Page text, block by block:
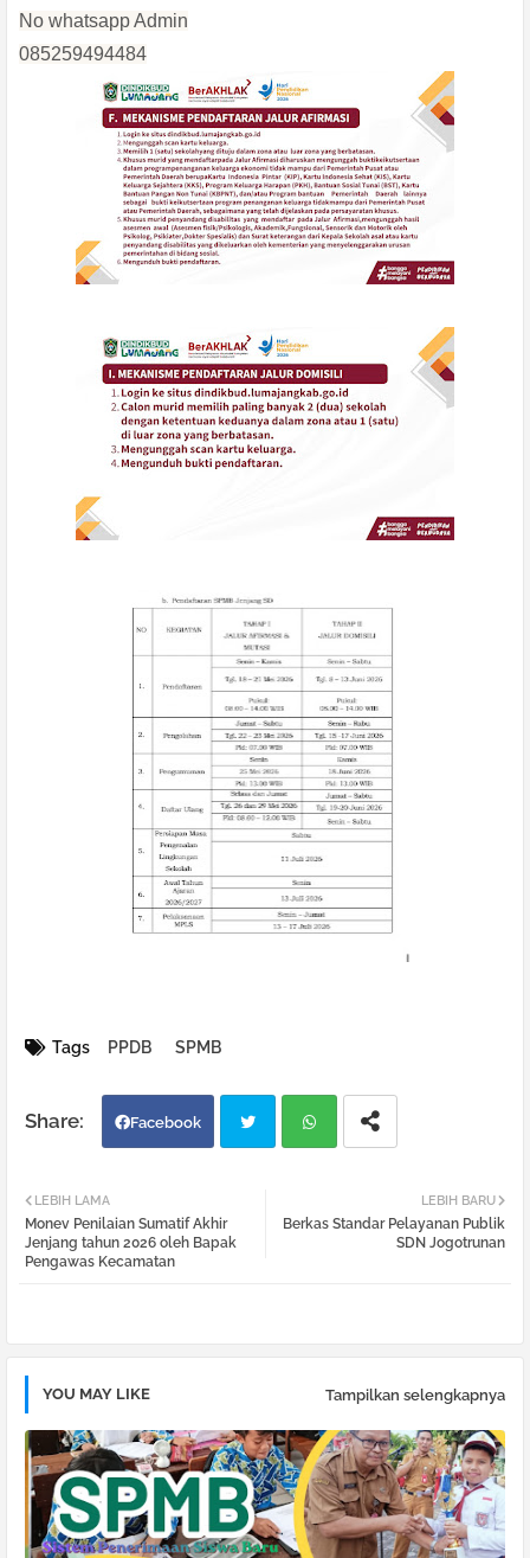
No whatsapp Admin
085259494484
Tags PPDB SPMB
Facebook
atsa
LEBIH BARU
Berkas Standar Pelayanan Publik
SDN Jogotrunan
LEBIH LAMA
Monev Penilaian Sumatif Akhir
Jenjang tahun 2026 oleh Bapak
Pengawas Kecamatan
YOU MAY LIKE Tampilkan selengkapnya